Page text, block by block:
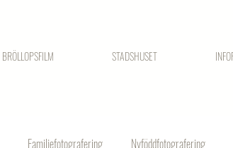
BRÖLLOPSFILM STADSHUSET
Familjefotografering Nyföddfotografering